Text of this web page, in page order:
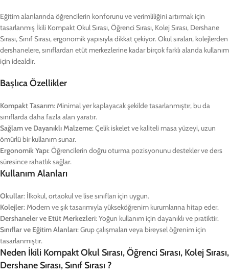
Eğitim alanlarında öğrencilerin konforunu ve verimliliğini artırmak için
tasarlanmış İkili Kompakt Okul Sırası, Öğrenci Sırası, Kolej Sırası, Dershane
Sırası, Sınıf Sırası, ergonomik yapısıyla dikkat çekiyor. Okul sıraları, kolejlerden
dershanelere, sınıflardan etüt merkezlerine kadar birçok farklı alanda kullanım
için idealdir.
Başlıca Özellikler
Kompakt Tasarım: Minimal yer kaplayacak şekilde tasarlanmıştır, bu da
sınıflarda daha fazla alan yaratır.
Sağlam ve Dayanıklı Malzeme: Çelik iskelet ve kaliteli masa yüzeyi, uzun
ömürlü bir kullanım sunar.
Ergonomik Yapı: Öğrencilerin doğru oturma pozisyonunu destekler ve ders
süresince rahatlık sağlar.
Kullanım Alanları
Okullar: İlkokul, ortaokul ve lise sınıfları için uygun.
Kolejler: Modern ve şık tasarımıyla yükseköğrenim kurumlarına hitap eder.
Dershaneler ve Etüt Merkezleri: Yoğun kullanım için dayanıklı ve pratiktir.
Sınıflar ve Eğitim Alanları: Grup çalışmaları veya bireysel öğrenim için
tasarlanmıştır.
Neden İkili Kompakt Okul Sırası, Öğrenci Sırası, Kolej Sırası,
Dershane Sırası, Sınıf Sırası ?